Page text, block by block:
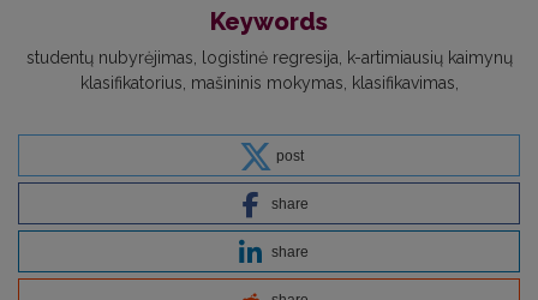
Keywords
studentų nubyrėjimas logistinė regresija
k-artimiausių kaimynų
klasifikatorius mašininis mokymas klasifikavimas
post
share
share